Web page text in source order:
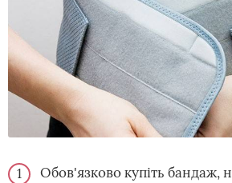
Обов'язково купіть бандаж,